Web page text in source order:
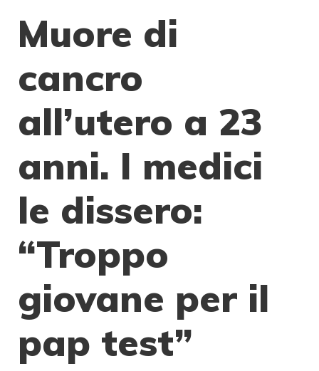
Muore di
cancro
all’utero a 23
anni. I medici
le dissero:
“Troppo
giovane per il
pap test”